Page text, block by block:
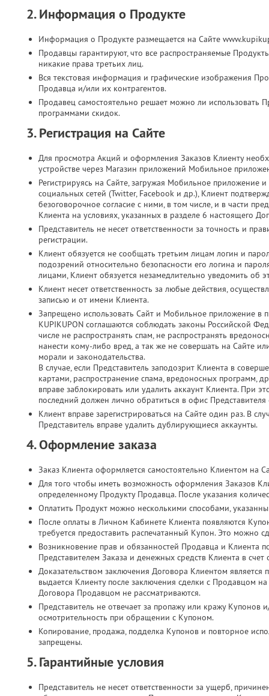
2. Информация о Продукте
Информация о Продукте размещается на Сайте
Продавцы гарантируют, что все распространяемые
никакие права третьих лиц.
Вся текстовая информация и графические изображения
Продавца и/или их контрагентов.
Продавец самостоятельно решает можно ли
программами скидок.
3. Регистрация на Сайте
Для просмотра Акций и оформления Заказов Клиенту
устройстве через Магазин приложений Мобильное
Регистрируясь на Сайте, загружая Мобильное приложение
социальных сетей (Twitter, Facebook и др.), Клиент
безоговорочное согласие с ними, в том числе, и в части
Клиента на условиях, указанных в разделе 6 настоящего
Представитель не несет ответственности за точность и
регистрации.
Клиент обязуется не сообщать третьим лицам логин и
подозрений относительно безопасности его логина и
лицами, Клиент обязуется незамедлительно уведомить об
Клиент несет ответственность за любые действия,
записью и от имени Клиента.
Запрещено использовать Сайт и Мобильное приложение в
KUPIKUPON соглашаются соблюдать законы Российской
числе не распространять спам, не распространять
нанести кому-либо вред, а так же не совершать на Сайте
морали и законодательства.
В случае, если Представитель заподозрит Клиента в
картами, распространение спама, вредоносных программ,
вправе заблокировать или удалить аккаунт Клиента. При
последний должен лично обратиться в офис Представителя
Клиент вправе зарегистрироваться на Сайте один раз. В
Представитель вправе удалить дублирующиеся аккаунты.
4. Оформление заказа
Заказ Клиента оформляется самостоятельно Клиентом на
Для того чтобы иметь возможность оформления Заказов
определенному Продукту Продавца. После указания
Оплатить Продукт можно несколькими способами,
После оплаты в Личном Кабинете Клиента появляются
требуется предоставить распечатанный Купон. Это можно
Возникновение прав и обязанностей Продавца и Клиента
Представителем Заказа и денежных средств Клиента в
Доказательством заключения Договора Клиентом
выдается Клиенту после заключения сделки с Продавцом
Договора Продавцом не рассматриваются.
Представитель не отвечает за пропажу или кражу
осмотрительность при обращении с Купоном.
Копирование, продажа, подделка Купонов и повторное
запрещены.
5. Гарантийные условия
Представитель не несет ответственности за ущерб,